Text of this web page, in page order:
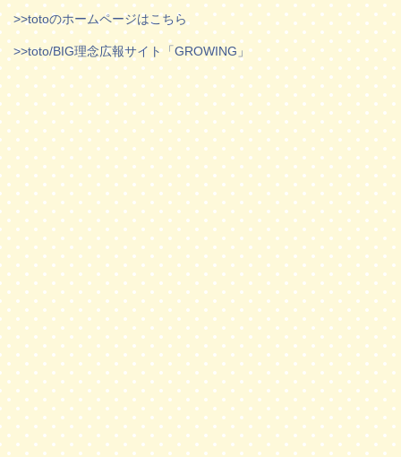
>>totoのホームページはこちら
>>toto/BIG理念広報サイト「GROWING」